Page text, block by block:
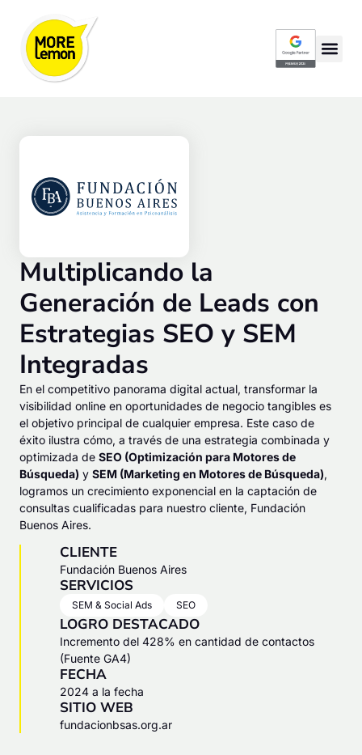
Multiplicando la
Generación de Leads con
Estrategias SEO y SEM
Integradas
En el competitivo panorama digital actual, transformar la
visibilidad online en oportunidades de negocio tangibles es
el objetivo principal de cualquier empresa. Este caso de
éxito ilustra cómo, a través de una estrategia combinada y
optimizada de SEO (Optimización para Motores de
Búsqueda) y SEM (Marketing en Motores de Búsqueda),
logramos un crecimiento exponencial en la captación de
consultas cualificadas para nuestro cliente, Fundación
Buenos Aires.
CLIENTE
Fundación Buenos Aires
SERVICIOS
SEM & Social Ads SEO
LOGRO DESTACADO
Incremento del 428% en cantidad de contactos
(Fuente GA4)
FECHA
2024 a la fecha
SITIO WEB
fundacionbsas.org.ar